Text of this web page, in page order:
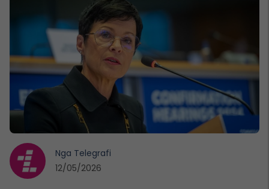
Nga Telegrafi
12/05/2026